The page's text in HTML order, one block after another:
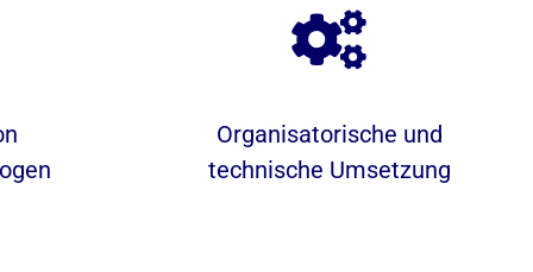
Organisatorische und
technische Umsetzung